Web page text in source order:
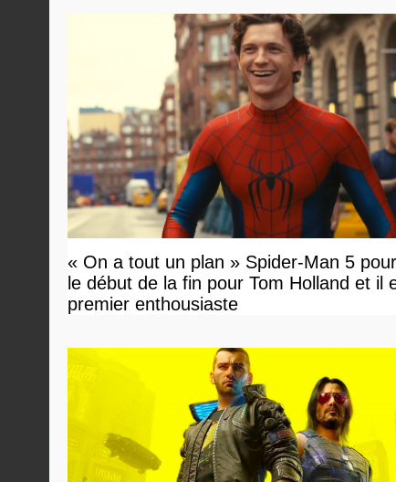
« On a tout un plan » Spider-Man 5
le début de la fin pour Tom Holland et il
premier enthousiaste